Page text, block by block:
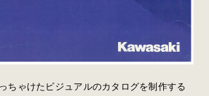
ちゃけたビジュアルのカタログを制作する